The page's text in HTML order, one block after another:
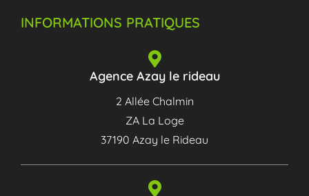
INFORMATIONS PRATIQUES
Agence Azay le rideau
2 Allée Chalmin
ZA La Loge
37190 Azay le Rideau